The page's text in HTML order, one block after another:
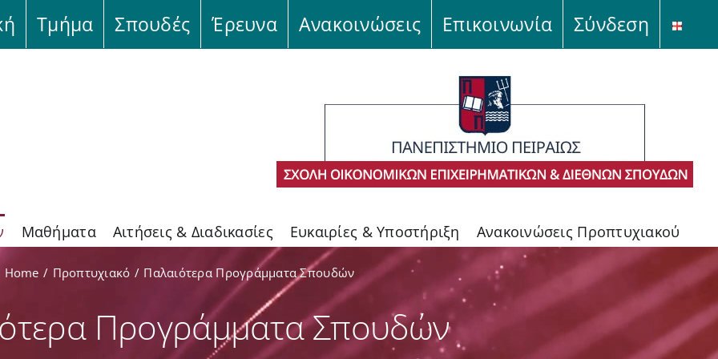
Τμήμα Σπουδές Έρευνα Ανακοινώσεις Επικοινωνία Σύνδεση
Μαθήματα Αιτήσεις & Διαδικασίες Ευκαιρίες & Υποστήριξη Ανακοινώσεις Προπτυχιακού
Home Προπτυχιακό Παλαιότερα Προγράμματα Σπουδών
Προγράμματα Σπουδών